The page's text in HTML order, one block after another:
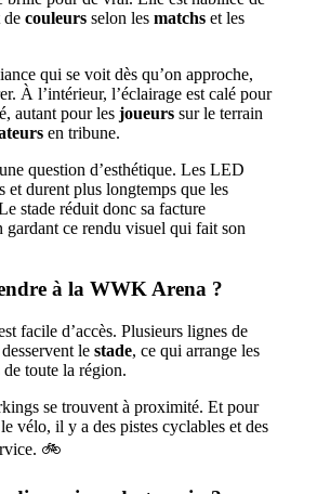
de couleurs selon les matchs et les
qui se voit dès qu’on approche,
À l’intérieur, l’éclairage est calé pour
autant pour les joueurs sur le terrain
en tribune.
question d’esthétique. Les LED
et durent plus longtemps que les
stade réduit donc sa facture
gardant ce rendu visuel qui fait son
à la WWK Arena ?
facile d’accès. Plusieurs lignes de
le stade, ce qui arrange les
de toute la région.
se trouvent à proximité. Et pour
vélo, il y a des pistes cyclables et des
🚲